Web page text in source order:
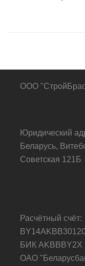
ООО
Юридический
Беларусь,
Советская 121Б
Расчётный счёт:
БИК AKBBBY2X
ОАО